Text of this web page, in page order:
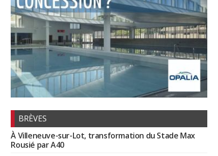
BRÈVES
À Villeneuve-sur-Lot, transformation du Stade Max
Rousié par A40